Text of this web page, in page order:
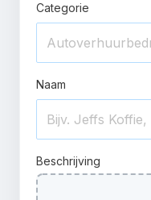
Categorie
Naam
Beschrijving